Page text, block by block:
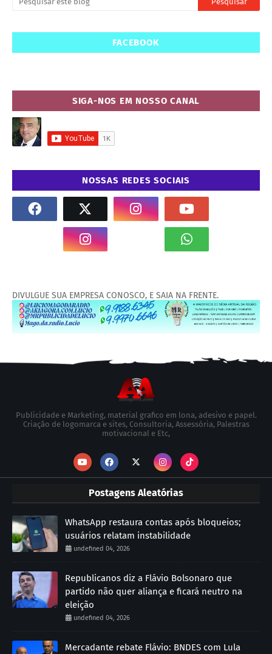
FACEBOOK
SIGA-NOS EM NOSSO CANAL
NOSSAS REDES SOCIAIS
DIVULGUE SUA EMPRESA CONOSCO, E SAIA NA FRENTE.
Publicidade e Marketing, material grafico em lona, adesivo e papel.
Criação de logomarca e sites, Consultoria, Assessória, Palestras
motivacional e Etc,
Postagens Aleatórias
WhatsApp restaura contas após bloqueios;
usuários relatam instabilidade
undefined 04, 2026
Republicanos diz a Flávio Bolsonaro que
partido não quer aliança e ficará neutro na
eleição
undefined 04, 2026
Mercadante rebate Flávio: BNDES com Lula